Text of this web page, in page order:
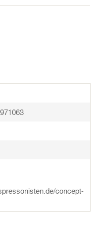
concept-